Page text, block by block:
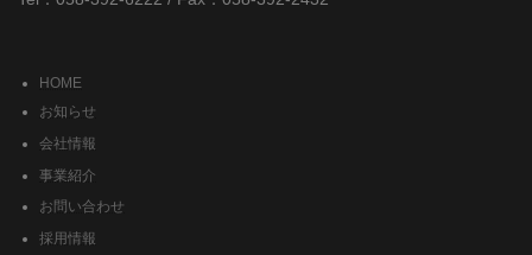
HOME
お知らせ
会社情報
事業紹介
お問い合わせ
採用情報